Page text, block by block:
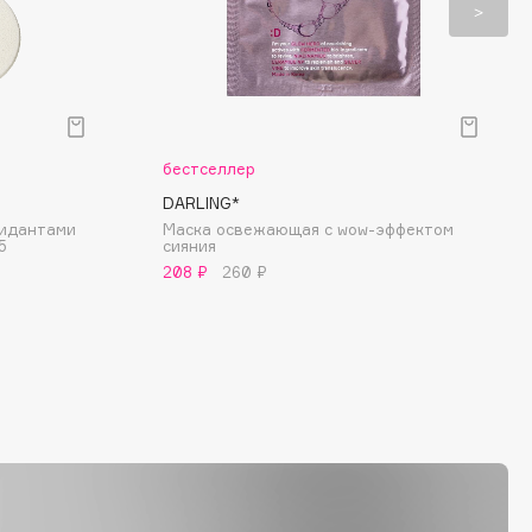
бестселлер
DARLING*
Маска освежающая с wow-эффектом
cияния
208 ₽
260 ₽